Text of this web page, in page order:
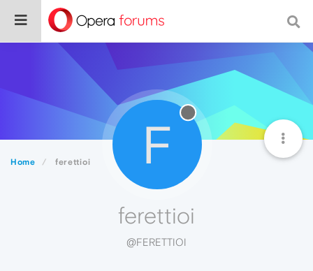
Home ferettioi F
ferettioi
@FERETTIOI